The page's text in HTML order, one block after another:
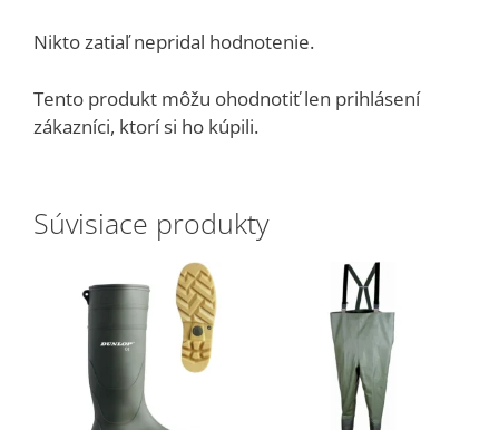
Nikto zatiaľ nepridal hodnotenie.
Tento produkt môžu ohodnotiť len prihlásení
zákazníci, ktorí si ho kúpili.
Súvisiace produkty